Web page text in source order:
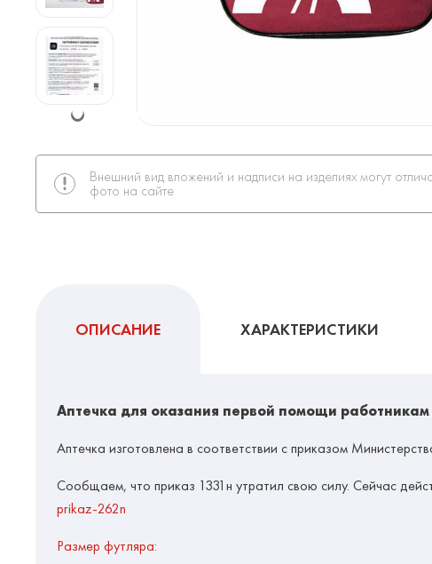
Внешний вид вложений и надписи на изделиях могут
фото на сайте
ОПИСАНИЕ ХАРАКТЕРИСТИКИ
Аптечка для оказания первой помощи
Аптечка изготовлена в соответствии с приказом
Сообщаем, что приказ 1331н утратил свою силу. Сейчас
prikaz-262n
Размер футляра: